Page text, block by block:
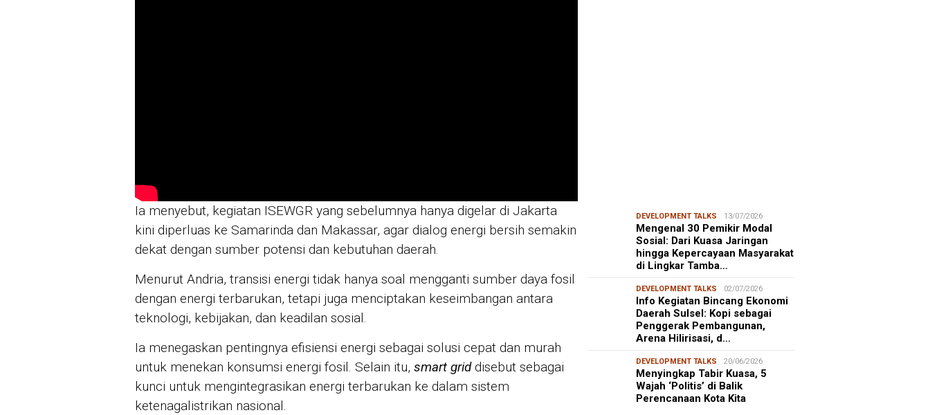
Ia menyebut, kegiatan ISEWGR yang sebelumnya hanya digelar di Jakarta
kini diperluas ke Samarinda dan Makassar, agar dialog energi bersih semakin
dekat dengan sumber potensi dan kebutuhan daerah.
Menurut Andria, transisi energi tidak hanya soal mengganti sumber daya fosil
dengan energi terbarukan, tetapi juga menciptakan keseimbangan antara
teknologi, kebijakan, dan keadilan sosial.
Ia menegaskan pentingnya efisiensi energi sebagai solusi cepat dan murah
untuk menekan konsumsi energi fosil. Selain itu, smart griddisebut sebagai
kunci untuk mengintegrasikan energi terbarukan ke dalam sistem
ketenagalistrikan nasional.
DEVELOPMENT TALKS 13/07/2026
Mengenal 30 Pemikir Modal
Sosial: Dari Kuasa Jaringan
hingga Kepercayaan Masyarakat
di Lingkar Tamba…
DEVELOPMENT TALKS 02/07/2026
Info Kegiatan Bincang Ekonomi
Daerah Sulsel: Kopi sebagai
Penggerak Pembangunan,
Arena Hilirisasi, d…
DEVELOPMENT TALKS 20/06/2026
Menyingkap Tabir Kuasa, 5
Wajah ‘Politis’ di Balik
Perencanaan Kota Kita